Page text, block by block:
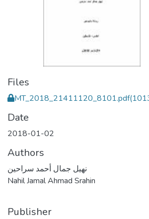
Files
MT_2018_21411120_8101.pdf
Date
2018-01-02
Authors
نهيل جمال أحمد سراحين
Nahil Jamal Ahmad Srahin
Publisher